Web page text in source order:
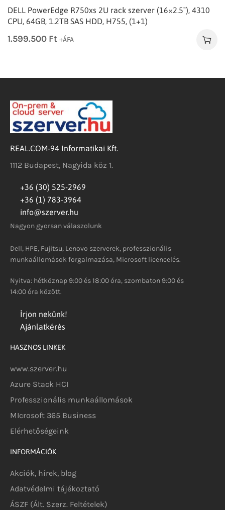
DELL PowerEdge R750xs 2U rack szerver (16×2.5″), 4310
CPU, 64GB, 1.2TB SAS HDD, H755, (1+1)
1.599.500 Ft +ÁFA
REAL.COM-94 Informatikai Kft.
1112 Budapest, Nagyida köz 1.
+36 (30) 525-2969
+36 (1) 783-3964
info@szerver.hu
Nagyon gyorsan válaszolunk
Dell, HPE, Fujitsu, Lenovo szerverek, professzionális
munkaállomások forgalmazása, Microsoft licencelés.
Nyitva: hétköznap 9:00 és 18:00 óra, szombaton 9:00 és
14:00 óra között.
Írjon nekünk!
Ajánlatkérés
HASZNOS LINKEK
www.szerver.hu
Azure Stack HCI
Professzionális munkaállomások
MIcrosoft 365 Business
Elérhetőségeink
INFORMÁCIÓK
Akciók, hírek, blog
Adatvédelmi tájékoztató
ÁSZF (Ált. Szerz. Feltételek)